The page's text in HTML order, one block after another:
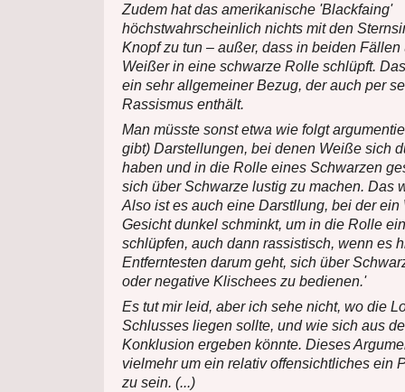
Zudem hat das amerikanische 'Blackfaing'
höchstwahrscheinlich nichts mit den
Knopf zu tun – außer, dass in beiden
Weißer in eine schwarze Rolle schlüpft.
ein sehr allgemeiner Bezug, der auch per
Rassismus enthält.
Man müsste sonst etwa wie folgt
gibt) Darstellungen, bei denen Weiße sich
haben und in die Rolle eines Schwarzen
sich über Schwarze lustig zu machen. Das
Also ist es auch eine Darstllung, bei der
Gesicht dunkel schminkt, um in die Rolle
schlüpfen, auch dann rassistisch, wenn es
Entferntesten darum geht, sich über
oder negative Klischees zu bedienen.'
Es tut mir leid, aber ich sehe nicht, wo die
Schlusses liegen sollte, und wie sich aus
Konklusion ergeben könnte. Dieses
vielmehr um ein relativ offensichtliches ein
zu sein. (...)